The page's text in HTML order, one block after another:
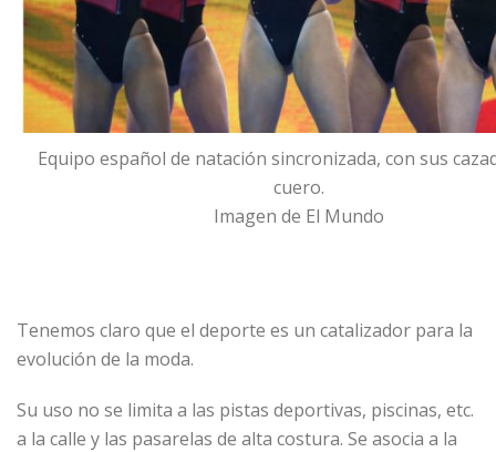
Equipo español de natación sincronizada, con sus
cuero.
Imagen de El Mundo
Tenemos claro que el deporte es un catalizador para la
evolución de la moda.
Su uso no se limita a las pistas deportivas, piscinas, etc.
a la calle y las pasarelas de alta costura. Se asocia a la